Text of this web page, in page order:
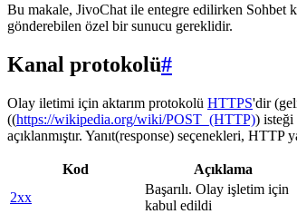
Bu makale, JivoChat ile entegre edilirken Sohbet
gönderebilen özel bir sunucu gereklidir.
Kanal protokolü#
Olay iletimi için aktarım protokolü HTTPS'dir
((https://wikipedia.org/wiki/POST_(HTTP)) isteği
açıklanmıştır. Yanıt(response) seçenekleri, HTTP
Kod Açıklama
2xx
Başarılı. Olay işletim için
kabul edildi